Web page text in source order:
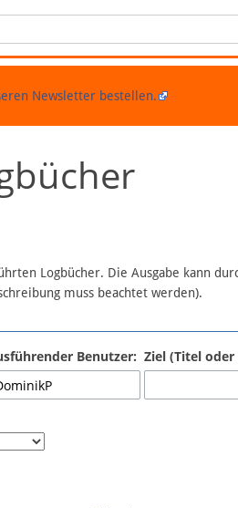
Newsletter bestellen.
Logbücher. Die Ausgabe kann
muss beachtet werden).
Benutzer: Ziel (Titel